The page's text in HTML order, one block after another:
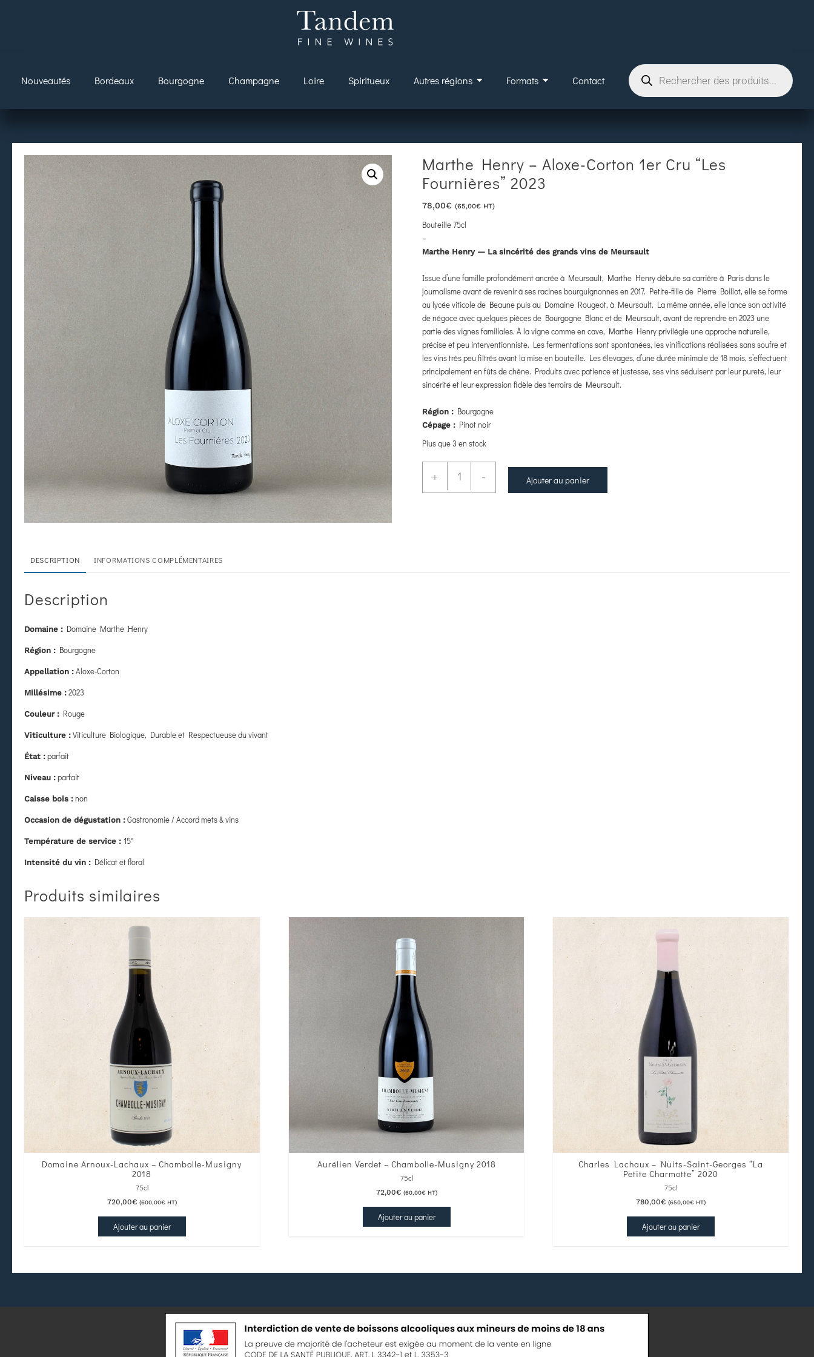
Nouveautés Bordeaux Bourgogne Champagne Loire Spiritueux Autres régions Formats Contact
Marthe Henry – Aloxe-Corton 1er Cru “Les
Fournières” 2023
78,00€ (65,00€ HT)
Bouteille 75cl
–
Marthe Henry — La sincérité des grands vins de Meursault
Issue d’une famille profondément ancrée à Meursault, Marthe Henry débute sa carrière à Paris dans le
journalisme avant de revenir à ses racines bourguignonnes en 2017. Petite-fille de Pierre Boillot, elle se forme
au lycée viticole de Beaune puis au Domaine Rougeot, à Meursault. La même année, elle lance son activité
de négoce avec quelques pièces de Bourgogne Blanc et de Meursault, avant de reprendre en 2023 une
partie des vignes familiales. À la vigne comme en cave, Marthe Henry privilégie une approche naturelle,
précise et peu interventionniste. Les fermentations sont spontanées, les vinifications réalisées sans soufre et
les vins très peu filtrés avant la mise en bouteille. Les élevages, d’une durée minimale de 18 mois, s’effectuent
principalement en fûts de chêne. Produits avec patience et justesse, ses vins séduisent par leur pureté, leur
sincérité et leur expression fidèle des terroirs de Meursault.
Région : Bourgogne
Cépage : Pinot noir
Plus que 3 en stock
+ - Ajouter au panier
DESCRIPTION INFORMATIONS COMPLÉMENTAIRES
Description
Domaine : Domaine Marthe Henry
Région : Bourgogne
Appellation : Aloxe-Corton
Millésime : 2023
Couleur : Rouge
Viticulture : Viticulture Biologique, Durable et Respectueuse du vivant
État : parfait
Niveau : parfait
Caisse bois : non
Occasion de dégustation : Gastronomie / Accord mets & vins
Température de service : 15°
Intensité du vin : Délicat et floral
Produits similaires
Domaine Arnoux-Lachaux – Chambolle-Musigny
2018
75cl
720,00€ (600,00€HT)
Ajouter au panier
Aurélien Verdet – Chambolle-Musigny 2018
75cl
72,00€ (60,00€HT)
Ajouter au panier
Charles Lachaux – Nuits-Saint-Georges “La
Petite Charmotte” 2020
75cl
780,00€ (650,00€ HT)
Ajouter au panier